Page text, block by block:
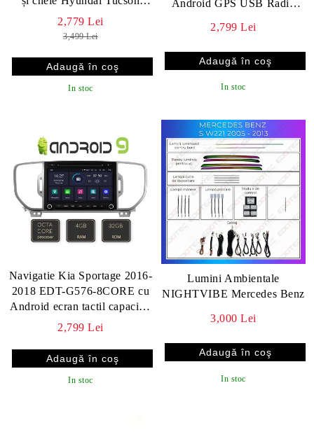
2015 - 2021 TL
2,779 Lei
3,499 Lei
In stoc
Android GPS USB Radio
2,799 Lei
In stoc
Navigatie Kia Sportage 2016-
2018 EDT-G576-8CORE cu
Android ecran tactil capacitiv
Bluetooth Internet GPS
2,799 Lei
In stoc
Lumini Ambientale
NIGHTVIBE Mercedes Benz
3,000 Lei
In stoc